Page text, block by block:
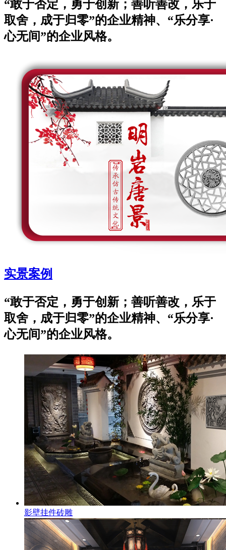
“敢于否定，勇于创新；善听善改，乐于
取舍，成于归零”的企业精神、“乐分享·
心无间”的企业风格。
实景案例
“敢于否定，勇于创新；善听善改，乐于
取舍，成于归零”的企业精神、“乐分享·
心无间”的企业风格。
影壁挂件砖雕